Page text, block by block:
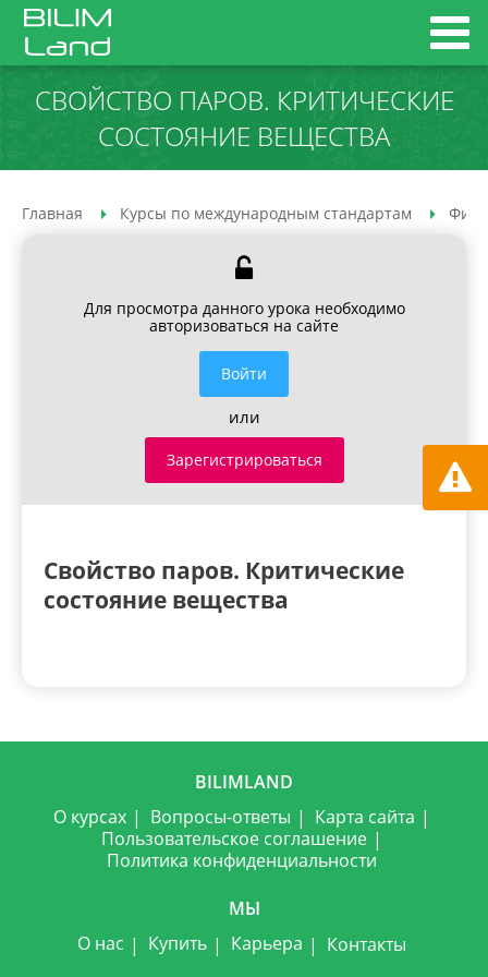
СВОЙСТВО ПАРОВ. КРИТИЧЕСКИЕ
СОСТОЯНИЕ ВЕЩЕСТВА
Главная Курсы по международным стандартам
Для просмотра данного урока необходимо
авторизоваться на сайте
Войти
или
Зарегистрироваться
Свойство паров. Критические
состояние вещества
BILIMLAND
О курсах
Вопросы-ответы
Карта сайта
Пользовательское соглашение
Политика конфиденциальности
МЫ
О нас
Купить Карьера Контакты